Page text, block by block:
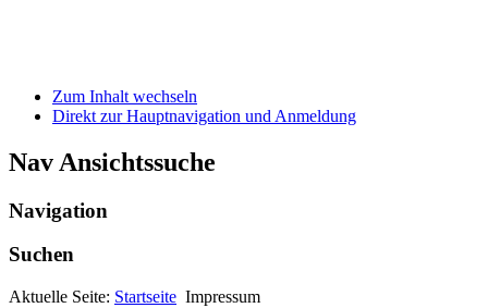
Zum Inhalt wechseln
Direkt zur Hauptnavigation und Anmeldung
Nav Ansichtssuche
Navigation
Suchen
Aktuelle Seite: Startseite Impressum